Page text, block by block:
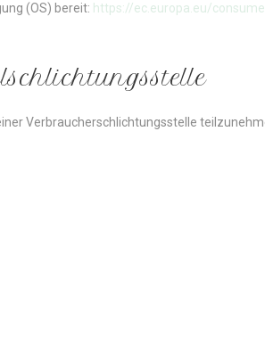
(OS) bereit: https://ec.europa.eu/
Verbraucherschlichtungsstelle